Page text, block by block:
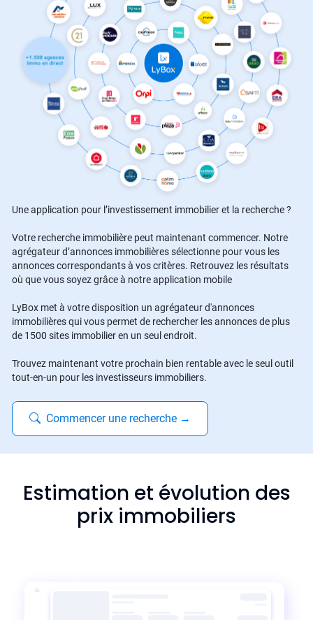
Une application pour l’investissement immobilier et la recherche ?
Votre recherche immobilière peut maintenant commencer. Notre
agrégateur d’annonces immobilières sélectionne pour vous les
annonces correspondants à vos critères. Retrouvez les résultats
où que vous soyez grâce à notre application mobile
LyBox met à votre disposition un agrégateur d'annonces
immobilières qui vous permet de rechercher les annonces de plus
de 1500 sites immobilier en un seul endroit.
Trouvez maintenant votre prochain bien rentable avec le seul outil
tout-en-un pour les investisseurs immobiliers.
Commencer une recherche →
Estimation et évolution des
prix immobiliers